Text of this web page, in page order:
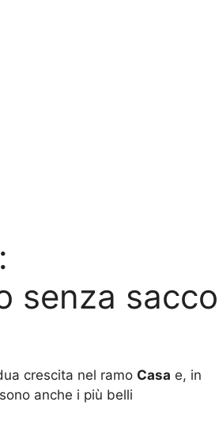
senza sacco
crescita nel ramo Casa e, in
anche i più belli